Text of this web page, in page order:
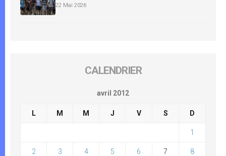
22 Mai 2026
CALENDRIER
avril 2012
L M M J V S D
1
2 3 4 5 6 7 8